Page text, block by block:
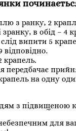
з ранку, 2
в обід – 4
випити 5
відповідно.
крапель.
на одну
з підвищеною
для